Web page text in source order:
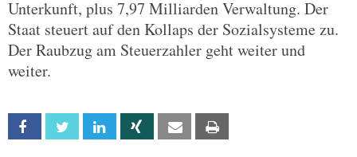
Unterkunft, plus 7,97 Milliarden Verwaltung. Der
Staat steuert auf den Kollaps der Sozialsysteme zu.
Der Raubzug am Steuerzahler geht weiter und
weiter.
Facebook Twitter Linkedin Xing Email